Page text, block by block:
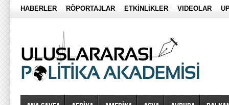
HABERLER RÖPORTAJLAR ETKİNLİKLER VIDEOLAR